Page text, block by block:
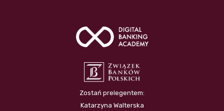
Zostań prelegentem:
Katarzyna Walterska